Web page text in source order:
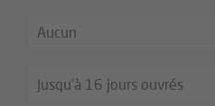
Aucun
Jusqu’à 16 jours ouvrés